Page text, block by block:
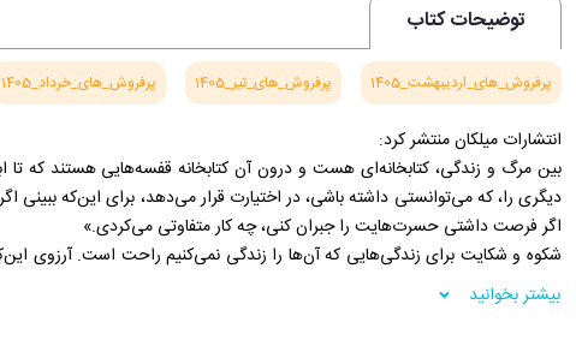
توضیحات کتاب
پرفروش_های_اردیبهشت_1405 پرفروش_های_تیر_1405 پرفروش_های_خرداد_1405
انتشارات میلکان منتشر کرد:
بین مرگ و زندگی، کتابخانه‌ای هست و درون آن کتابخانه قفسه‌هایی هستند که تا
دیگری را، که می‌توانستی داشته باشی، در اختیارت قرار می‌دهد، برای این‌که
اگر فرصت داشتی حسرت‌هایت را جبران کنی، چه کار متفاوتی می‌کردی.»
شکوه و شکایت برای زندگی‌هایی که آن‌ها را زندگی نمی‌کنیم راحت است. آرزوی
به پیشنهادهای متفاوتی بله می‌گفتیم راحت است. آرزوی این‌که کاش سخت‌تر کار کرده
درایت اداره کرده بودیم یا محبوب‌تر شده بودیم راحت است.
بیشتر بخوانید